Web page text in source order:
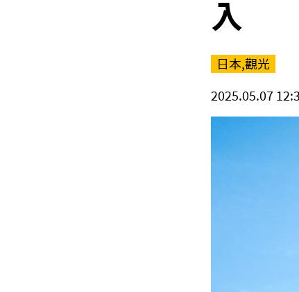
入
日本,觀光
2025.05.07